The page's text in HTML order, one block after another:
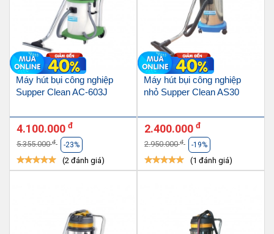
Máy hút bụi công nghiệp
Supper Clean AC-603J
4.100.000 đ
5.355.000đ -23%
(2 đánh giá)
Máy hút bụi công nghiệp
nhỏ Supper Clean AS30
2.400.000 đ
2.950.000đ -19%
(1 đánh giá)